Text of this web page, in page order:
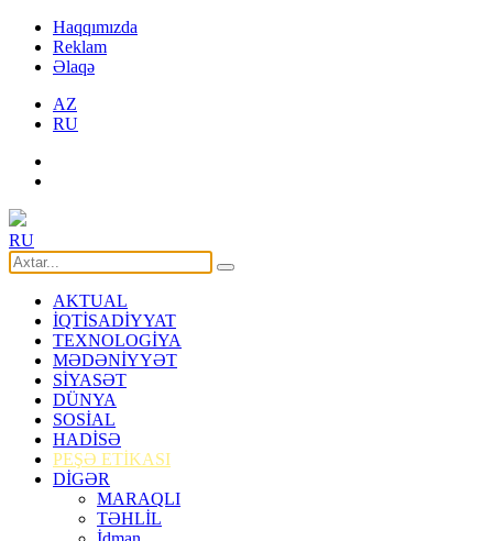
Haqqımızda
Reklam
Əlaqə
AZ
RU
RU
AKTUAL
İQTİSADİYYAT
TEXNOLOGİYA
MƏDƏNİYYƏT
SİYASƏT
DÜNYA
SOSİAL
HADİSƏ
PEŞƏ ETİKASI
DİGƏR
MARAQLI
TƏHLİL